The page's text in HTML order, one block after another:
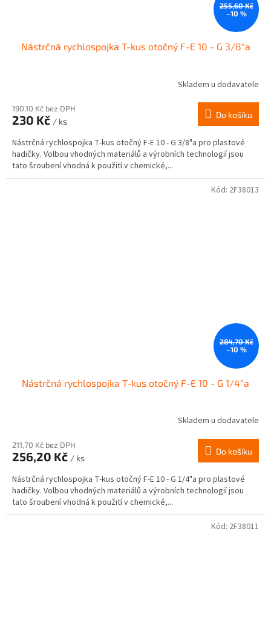
255,60 Kč
–10 %
Nástrčná rychlospojka T-kus otočný F-E 10 - G 3/8"a
Skladem u dodavatele
190,10 Kč bez DPH
230 Kč / ks
Do košíku
Nástrčná rychlospojka T-kus otočný F-E 10 - G 3/8"a pro plastové
hadičky. Volbou vhodných materiálů a výrobních technologií jsou
tato šroubení vhodná k použití v chemické,...
284,70 Kč
–10 %
Nástrčná rychlospojka T-kus otočný F-E 10 - G 1/4"a
Skladem u dodavatele
211,70 Kč bez DPH
256,20 Kč / ks
Do košíku
Nástrčná rychlospojka T-kus otočný F-E 10 - G 1/4"a pro plastové
hadičky. Volbou vhodných materiálů a výrobních technologií jsou
tato šroubení vhodná k použití v chemické,...
Kód: 2F38013
Kód: 2F38011